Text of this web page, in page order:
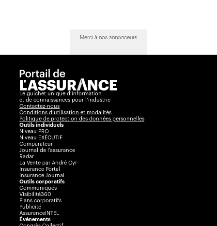
Merci à nos annonceurs
Le guichet unique d’information
et de connaissances pour l’industrie
Contactez-nous
Conditions d’utilisation et modalités
Politique de protection des données personnelles
Outils individuels
Niveau PRO
Niveau EXÉCUTIF
Comparateur
Journal de l’assurance
Radar
La Vente par André Cyr
Insurance Portal
Insurance Journal
Outils corporatifs
Communiqués
Visibilité360
Plans corporatifs
Publicité
AssuranceINTEL
Événements